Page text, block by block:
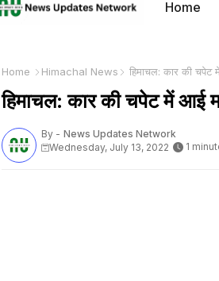
Home
Home Himachal News हिमाचल: कार की
हिमाचल: कार की चपेट में आई
By - News Updates Network
Wednesday, July 13, 2022
1